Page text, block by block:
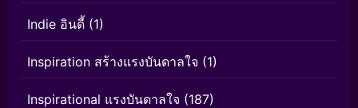
Indie อินดี้ (1)
Inspiration สร้างแรงบันดาลใจ (1)
Inspirational แรงบันดาลใจ (187)